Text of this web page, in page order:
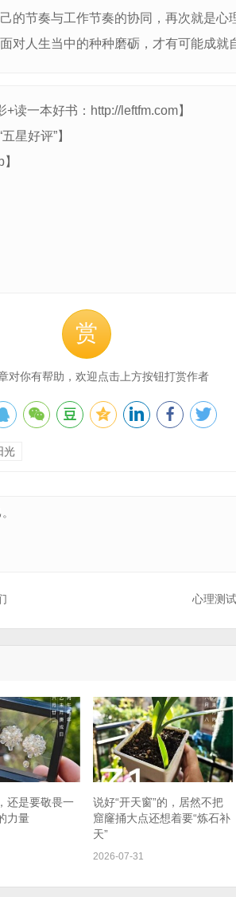
的节奏与工作节奏的协同，再次就是心
对人生当中的种种磨砺，才有可能成就
读一本好书：http://leftfm.com】
星好评”】
赏
对你有帮助，欢迎点击上方按钮打赏作者
光
心理测
还是要敬畏一
力量
说好“开天窗”的，居然不把
窟窿捅大点还想着要“炼石补
天”
2026-07-31